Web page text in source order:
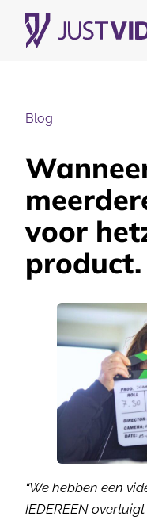
Blog
voor
product.
“We hebben een
IEDEREEN